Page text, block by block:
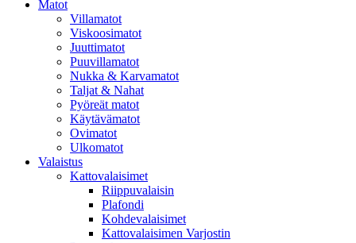
Matot
Villamatot
Viskoosimatot
Juuttimatot
Puuvillamatot
Nukka & Karvamatot
Taljat & Nahat
Pyöreät matot
Käytävämatot
Ovimatot
Ulkomatot
Valaistus
Kattovalaisimet
Riippuvalaisin
Plafondi
Kohdevalaisimet
Kattovalaisimen Varjostin